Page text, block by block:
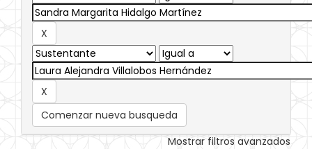
Comenzar nueva busqueda
Mostrar filtros avanzados